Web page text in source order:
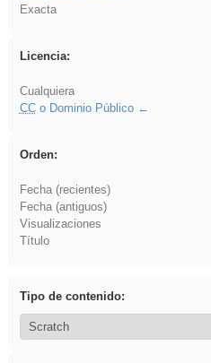
Exacta
Licencia:
Cualquiera
CCo Dominio Público
Orden:
Fecha (recientes)
Fecha (antiguos)
Visualizaciones
Título
Tipo de contenido: